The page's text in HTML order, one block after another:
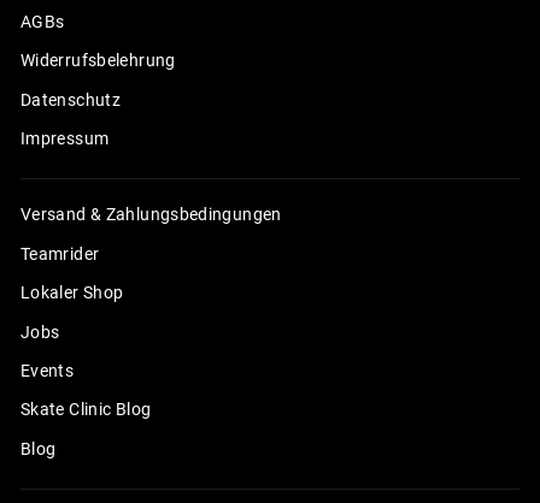
AGBs
Widerrufsbelehrung
Datenschutz
Impressum
Versand & Zahlungsbedingungen
Teamrider
Lokaler Shop
Jobs
Events
Skate Clinic Blog
Blog